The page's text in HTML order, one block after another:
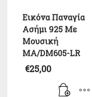
Εικόνα Παναγία
Ασήμι 925 Με
Μουσική
MA/DM605-LR
€25,00